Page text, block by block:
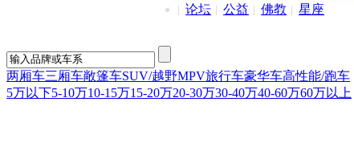
论坛
公益 佛教 星座
两厢车三厢车敞篷车SUV/越野MPV旅行车豪华车高性能/跑车
5万以下5-10万10-15万15-20万20-30万30-40万40-60万60万以上